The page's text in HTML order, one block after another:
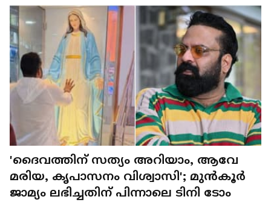
'ദൈവത്തിന് സത്യം അറിയാം, ആവേ
മരിയ, കൃപാസനം വിശ്വാസി'; മുൻകൂർ
ജാമ്യം ലഭിച്ചതിന് പിന്നാലെ ടിനി ടോം